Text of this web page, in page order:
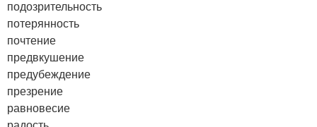
подозрительность
потерянность
почтение
предвкушение
предубеждение
презрение
равновесие